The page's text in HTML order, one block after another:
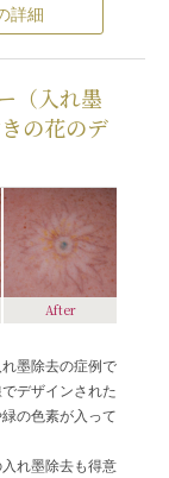
詳細
（入れ墨
の花のデ
After
墨除去の症例で
デザインされた
の色素が入って
れ墨除去も得意